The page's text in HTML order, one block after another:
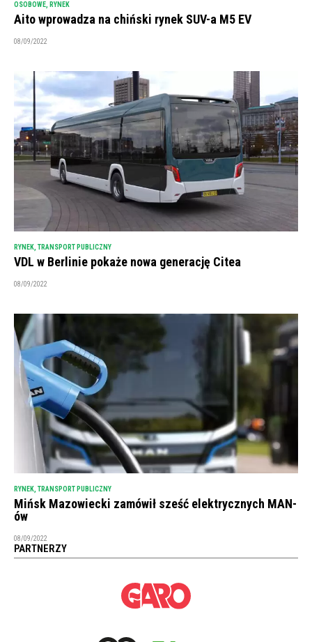
OSOBOWE, RYNEK
Aito wprowadza na chiński rynek SUV-a M5 EV
08/09/2022
RYNEK TRANSPORT PUBLICZNY
VDL w Berlinie pokaże nowa generację Citea
08/09/2022
RYNEK, TRANSPORT PUBLICZNY
Mińsk Mazowiecki zamówił sześć elektrycznych MAN-
ów
08/09/2022
PARTNERZY